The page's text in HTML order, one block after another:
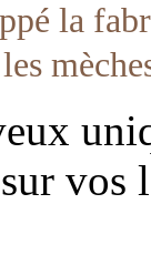
la
vos